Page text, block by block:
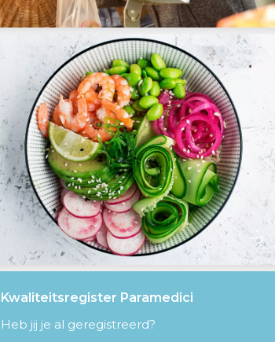
Kenniscentrum
Kwaliteitsregister Paramedici
Heb jij je al geregistreerd?